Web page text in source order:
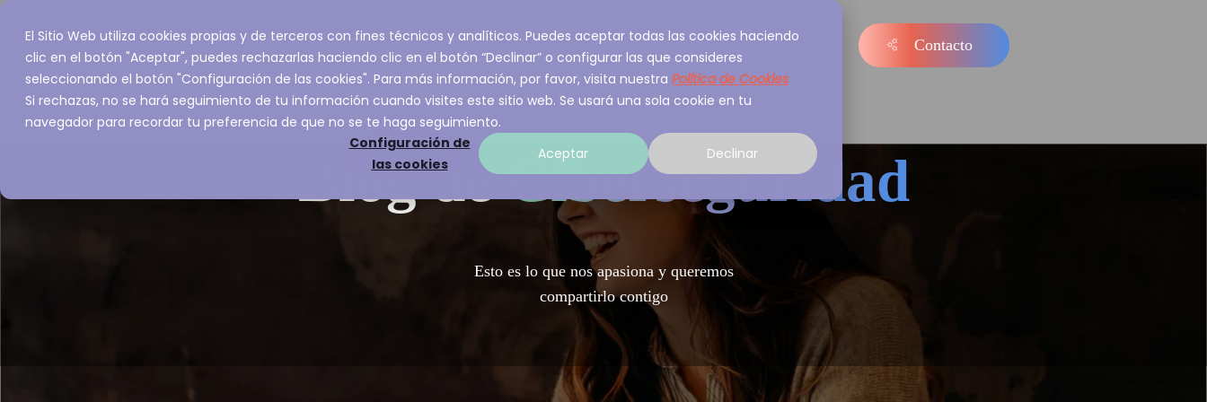
El Sitio Web utiliza cookies propias y de terceros con fines técnicos y analíticos. Puedes aceptar todas las cookies haciendo
clic en el botón "Aceptar", puedes rechazarlas haciendo clic en el botón “Declinar” o configurar las que consideres
seleccionando el botón "Configuración de las cookies". Para más información, por favor, visita nuestra Política de Cookies
Si rechazas, no se hará seguimiento de tu información cuando visites este sitio web. Se usará una sola cookie en tu
navegador para recordar tu preferencia de que no se te haga seguimiento.
Configuración de
las cookies
Aceptar Declinar
Inicio Servicios Sobre A3Sec Experiencia Recursos Contacto
Blog deCiberseguridad
Esto es lo que nos apasiona y queremos
compartirlo contigo